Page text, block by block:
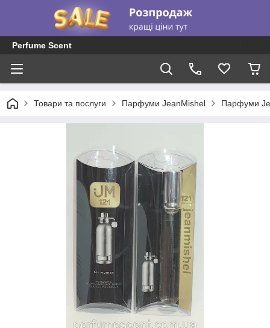
Perfume Scent
Товари та послуги Парфуми JeanMishel Парфуми